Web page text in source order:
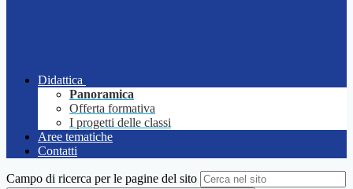
Didattica
Panoramica
Offerta formativa
I progetti delle classi
Aree tematiche
Contatti
Campo di ricerca per le pagine del sito